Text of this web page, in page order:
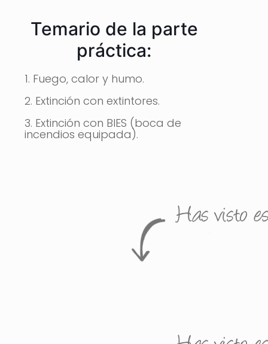
Temario de la parte
práctica:
1. Fuego, calor y humo.
2. Extinción con extintores.
3. Extinción con BIES (boca de
incendios equipada).